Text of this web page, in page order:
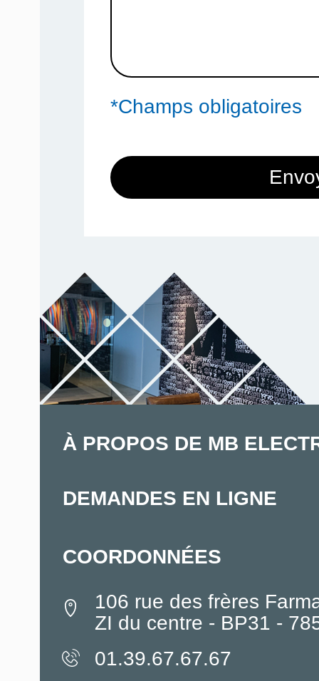
*Champs obligatoires
À PROPOS DE MB
DEMANDES EN LIGNE
COORDONNÉES
106 rue des frères
ZI du centre - BP31 -
01.39.67.67.67